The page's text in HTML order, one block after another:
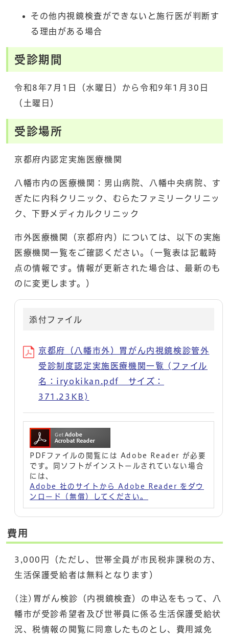
その他内視鏡検査ができないと施行医が判断す
る理由がある場合
受診期間
令和8年7月1日（水曜日）から令和9年1月30日
（土曜日）
受診場所
京都府内認定実施医療機関
八幡市内の医療機関：男山病院、八幡中央病院、す
ぎたに内科クリニック、むらたファミリークリニッ
ク、下野メディカルクリニック
市外医療機関（京都府内）については、以下の実施
医療機関一覧をご確認ください。(一覧表は記載時
点の情報です。情報が更新された場合は、最新のも
のに変更します。）
添付ファイル
京都府（八幡市外）胃がん内視鏡検診管外
受診制度認定実施医療機関一覧 (ファイル
名：iryokikan.pdf サイズ：
371.23KB)
PDFファイルの閲覧には Adobe Reader が必要
です。同ソフトがインストールされていない場合
には、
Adobe 社のサイトから Adobe Reader をダウ
ンロード（無償）してください。
費用
3,000円（ただし、世帯全員が市民税非課税の方、
生活保護受給者は無料となります）
(注)胃がん検診（内視鏡検査）の申込をもって、八
幡市が受診希望者及び世帯員に係る生活保護受給状
況、税情報の閲覧に同意したものとし、費用減免